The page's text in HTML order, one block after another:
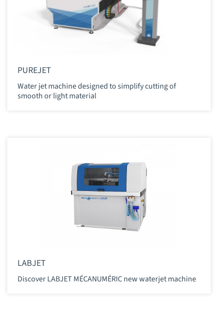
PUREJET
Water jet machine designed to simplify cutting of
smooth or light material
LABJET
Discover LABJET MÉCANUMÉRIC new waterjet machine